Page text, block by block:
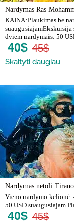
Nardymas Ras
KAINA:Plaukimas be
dviem nardymais: 50
40$ 45$
Skaityti daugiau
Nardymas netoli
Vieno nardymo kelionė:
50 USD
40$ 45$